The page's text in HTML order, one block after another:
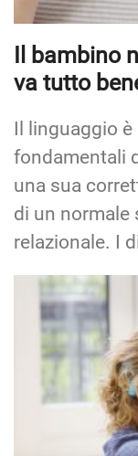
Il bambino
va tutto
Il linguaggio
fondamentali
una sua
di un normale
relazionale. I